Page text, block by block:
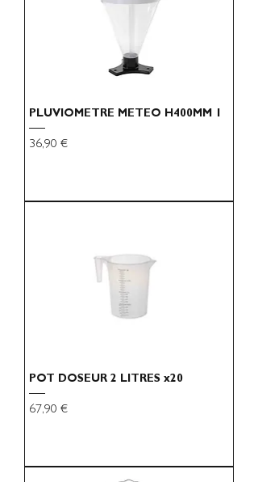
PLUVIOMETRE METEO H400MM 1
Preço
36,90 €
POT DOSEUR 2 LITRES x20
Preço
67,90 €